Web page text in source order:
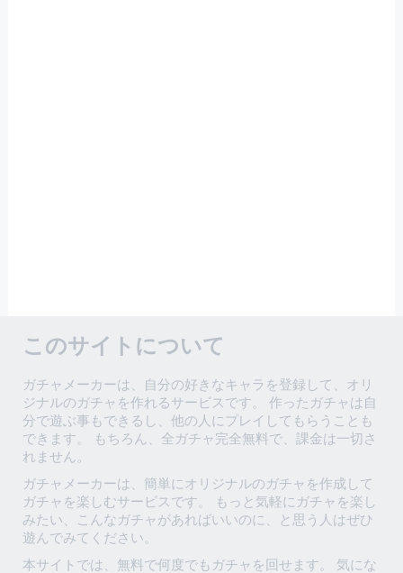
このサイトについて
ガチャメーカーは、自分の好きなキャラを登録して、オリ
ジナルのガチャを作れるサービスです。 作ったガチャは自
分で遊ぶ事もできるし、他の人にプレイしてもらうことも
できます。 もちろん、全ガチャ完全無料で、課金は一切さ
れません。
ガチャメーカーは、簡単にオリジナルのガチャを作成して
ガチャを楽しむサービスです。 もっと気軽にガチャを楽し
みたい、こんなガチャがあればいいのに、と思う人はぜひ
遊んでみてください。
本サイトでは、無料で何度でもガチャを回せます。 気にな